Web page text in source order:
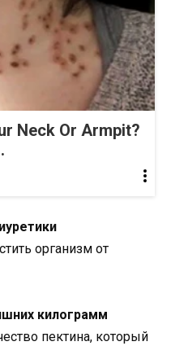
Neck Or Armpit?
организм от
килограмм
пектина, который